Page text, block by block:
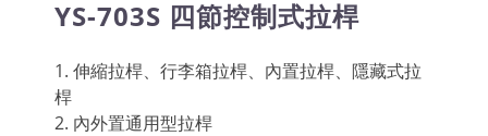
YS-703S 四節控制式拉桿
1. 伸縮拉桿、行李箱拉桿、內置拉桿、隱藏式拉
桿
2. 內外置通用型拉桿